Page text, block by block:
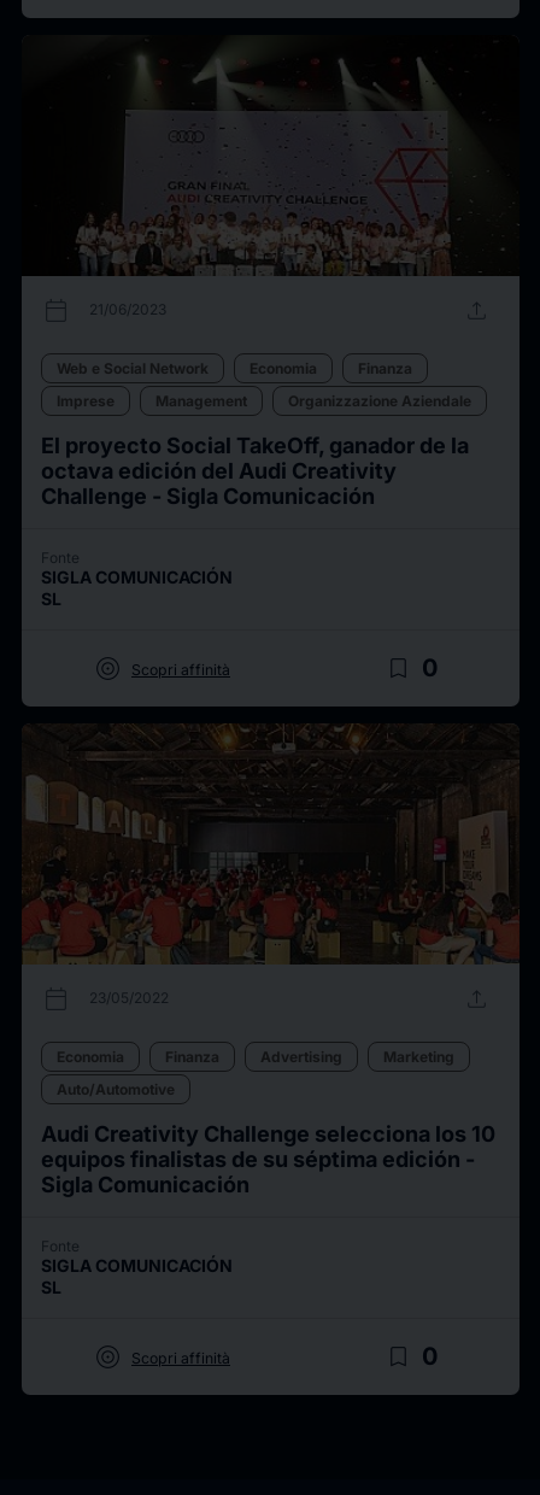
calendar_today 21/06/2023 upload
Web e Social Network Economia
Finanza
Imprese
Management Organizzazione Aziendale
El proyecto Social TakeOff, ganador de la
octava edición del Audi Creativity
Challenge - Sigla Comunicación
Fonte
SIGLA COMUNICACIÓN
SL
target Scopri affinità bookmark_border 0
calendar_today 23/05/2022 upload
Economia Finanza Advertising
Marketing
Auto/Automotive
Audi Creativity Challenge selecciona los 10
equipos finalistas de su séptima edición -
Sigla Comunicación
Fonte
SIGLA COMUNICACIÓN
SL
target Scopri affinità bookmark_border 0